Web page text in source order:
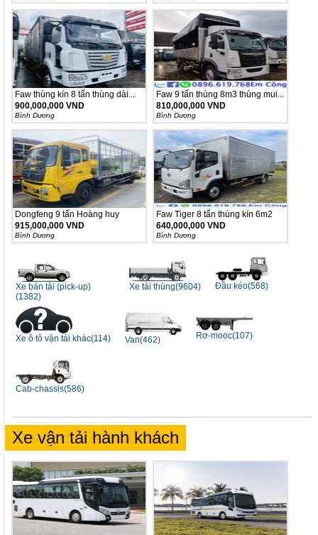
Faw thùng kín 8 tấn thùng dài...
900,000,000 VND
Bình Dương
Faw 9 tấn thùng 8m3 thùng mui...
810,000,000 VND
Bình Dương
Dongfeng 9 tấn Hoàng huy
B180...
915,000,000 VND
Bình Dương
Faw Tiger 8 tấn thùng kín 6m2
640,000,000 VND
Bình Dương
Xe bán tải (pick-up)
(1382)
Xe tải thùng(9604) Đầu kéo(568)
Xe ô tô vận tải khác(114) Van(462) Rơ-mooc(107)
Cab-chassis(586)
Xe vận tải hành khách